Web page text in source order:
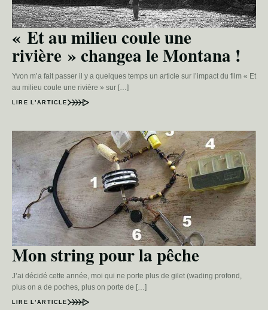
« Et au milieu coule une
rivière » changea le Montana !
Yvon m’a fait passer il y a quelques temps un article sur l’impact du film « Et
au milieu coule une rivière » sur […]
LIRE L’ARTICLE
Mon string pour la pêche
J’ai décidé cette année, moi qui ne porte plus de gilet (wading profond,
plus on a de poches, plus on porte de […]
LIRE L’ARTICLE